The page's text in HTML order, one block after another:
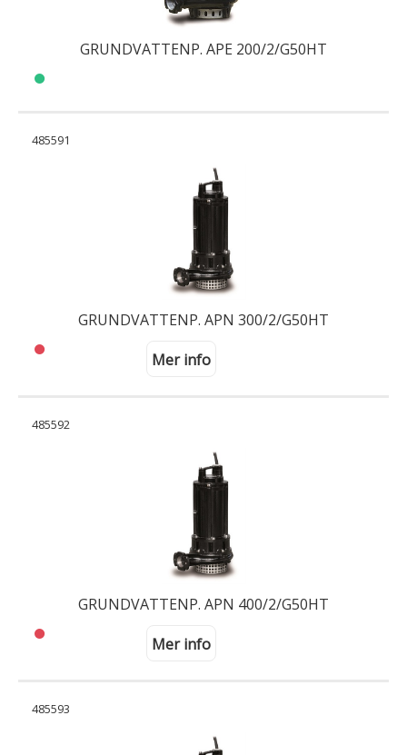
GRUNDVATTENP. APE 200/2/G50HT
485591
GRUNDVATTENP. APN 300/2/G50HT
Mer info
485592
GRUNDVATTENP. APN 400/2/G50HT
Mer info
485593